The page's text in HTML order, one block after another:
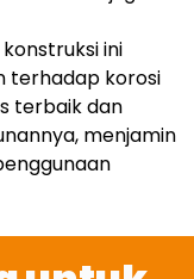
konstruksi ini
terhadap korosi
terbaik dan
menjamin